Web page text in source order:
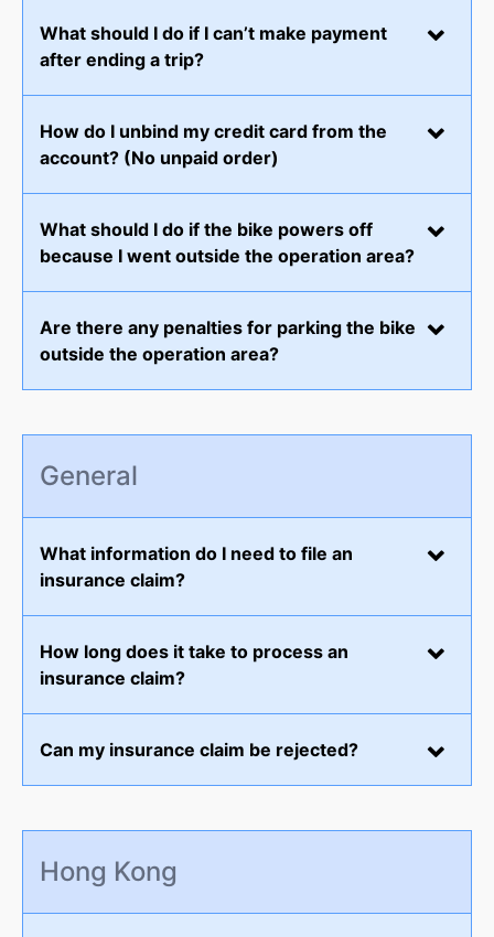
What should I do if I can’t make payment
after ending a trip?
How do I unbind my credit card from the
account? (No unpaid order)
What should I do if the bike powers off
because I went outside the operation area?
Are there any penalties for parking the bike
outside the operation area?
General
What information do I need to file an
insurance claim?
How long does it take to process an
insurance claim?
Can my insurance claim be rejected?
Hong Kong